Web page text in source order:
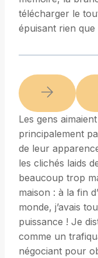
télécharger le
épuisant rien que
Les gens
principalement
de leur
les clichés laids
beaucoup trop
maison : à la fin
monde, j’avais
puissance ! Je
comme un
négociant pour